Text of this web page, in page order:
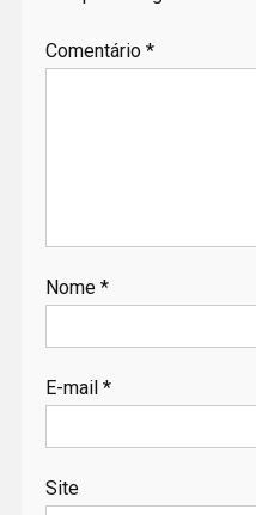
Comentário *
Nome *
E-mail *
Site